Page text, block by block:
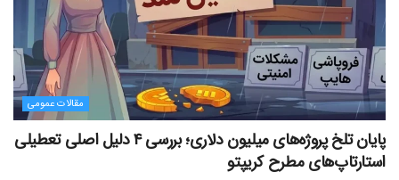
مقالات عمومی
پایان تلخ پروژه‌های میلیون دلاری؛ بررسی ۴ دلیل اصلی تعطیلی
استارتاپ‌های مطرح کریپتو